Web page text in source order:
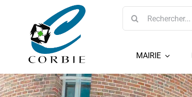
Rechercher:
MAIRIE